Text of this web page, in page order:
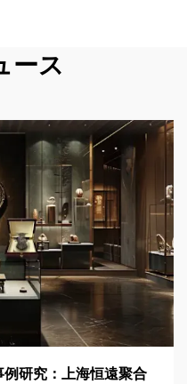
ース
研究：上海恒遠聚合